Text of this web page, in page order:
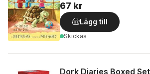
67 kr
Lägg till
Skickas
Dork Diaries Boxed